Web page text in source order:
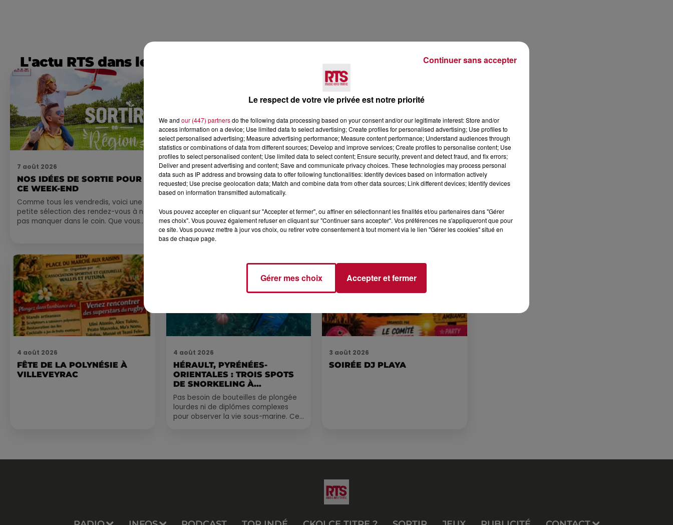
L'actu RTS dans le Sud Voir plus
7 août 2026
NOS IDÉES DE SORTIE POUR
CE WEEK-END
Comme tous les vendredis, voici une
petite sélection des rendez-vous à ne
pas manquer dans le coin. Que vous
7 août 2026
DINER CONCERT À LA MJC DE
MARSEILLAN
6 août 2026
NÎMES : « LE RÊVE DU
GLADIATEUR » INVESTIT LES
Après un franc succès l'été dernier, le
spectacle « Le Rêve du gladiateur »
revient illuminer l'amphithéâtre
4 août 2026
FÊTE DE LA POLYNÉSIE À
VILLEVEYRAC
4 août 2026
HÉRAULT, PYRÉNÉES-
ORIENTALES : TROIS SPOTS
DE SNORKELING À
EXPLORER...
Pas besoin de bouteilles de plongée
lourdes ni de diplômes complexes
pour observer la vie sous-marine. Cet
3 août 2026
SOIRÉE DJ PLAYA
Le respect de votre vie privée est notre priorité
We and our (447) partnersdo the following data processing based on your consent and/or our legitimate interest: Store and/or
access information on a device; Use limited data to select advertising; Create profiles for personalised advertising; Use profiles to
select personalised advertising; Measure advertising performance; Measure content performance; Understand audiences through
statistics or combinations of data from different sources; Develop and improve services; Create profiles to personalise content; Use
profiles to select personalised content; Use limited data to select content; Ensure security, prevent and detect fraud, and fix errors;
Deliver and present advertising and content; Save and communicate privacy choices. These technologies may process personal
data such as IP address and browsing data to offer following functionalities: Identify devices based on information actively
requested; Use precise geolocation data; Match and combine data from other data sources; Link different devices; Identify devices
based on information transmitted automatically.
Vous pouvez accepter en cliquant sur "Accepter et fermer", ou affiner en sélectionnant les finalités et/ou partenaires dans "Gérer
mes choix". Vous pouvez également refuser en cliquant sur "Continuer sans accepter". Vos préférences ne s'appliqueront que pour
ce site. Vous pouvez mettre à jour vos choix, ou retirer votre consentement à tout moment via le lien "Gérer les cookies" situé en
bas de chaque page.
Gérer mes choix Accepter et fermer
Continuer sans accepter